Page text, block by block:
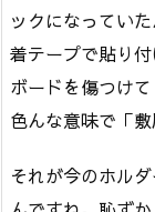
ックになってい
着テープで貼り
ボードを傷つけ
色んな意味で「
それが今のホル